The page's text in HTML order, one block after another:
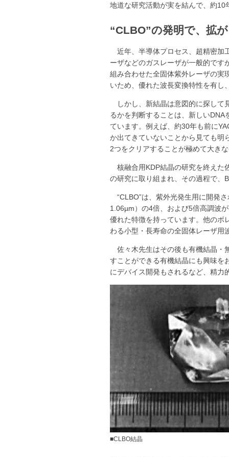
地道な研究活動が実を結んで、約
“CLBO”の発明で、拡
近年、半導体プロセス、超精密加
ーザなどのガスレーザが一般的です
組み合わせた全固体紫外レーザの実
いため、優れた波長変換特性を有し
しかし、新結晶は意図的に探し
るかを判断することは、新しい
ています。例えば、約30年も前に
か出てきていないことから見ても
2つをクリアすることが極めて大き
核融合用KDP結晶の研究を終えた
の研究に取り組まれ、その過程で、B
“CLBO”は、紫外光発生用に開発
1.06µm）の4倍、および5倍高調波
優れた特徴を持っています。他のボ
わる小型・長寿命の全固体レーザ用
佐々木先生はその後も有機結晶・
すことができる有機結晶にも興味を
にデバイス開発もされるなど、精力
■CLBO結晶